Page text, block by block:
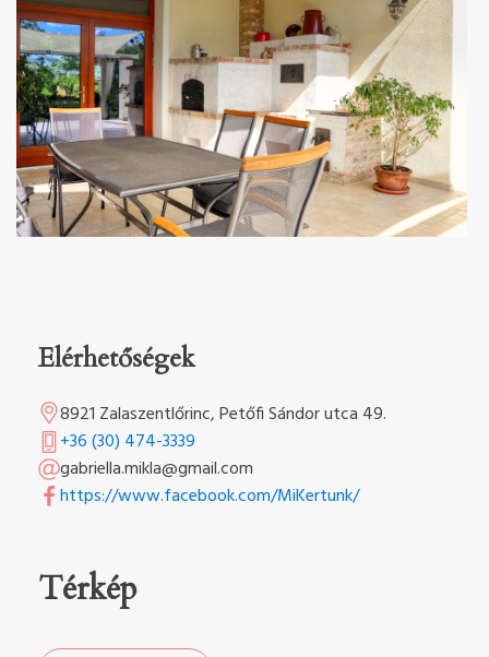
Elérhetőségek
8921 Zalaszentlőrinc, Petőfi Sándor utca 49.
+36 (30) 474-3339
gabriella.mikla@gmail.com
https://www.facebook.com/MiKertunk/
Térkép